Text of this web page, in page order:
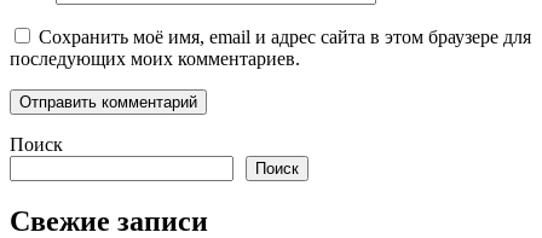
Сохранить моё имя, email и адрес сайта в этом браузере для
последующих моих комментариев.
Поиск
Поиск
Свежие записи